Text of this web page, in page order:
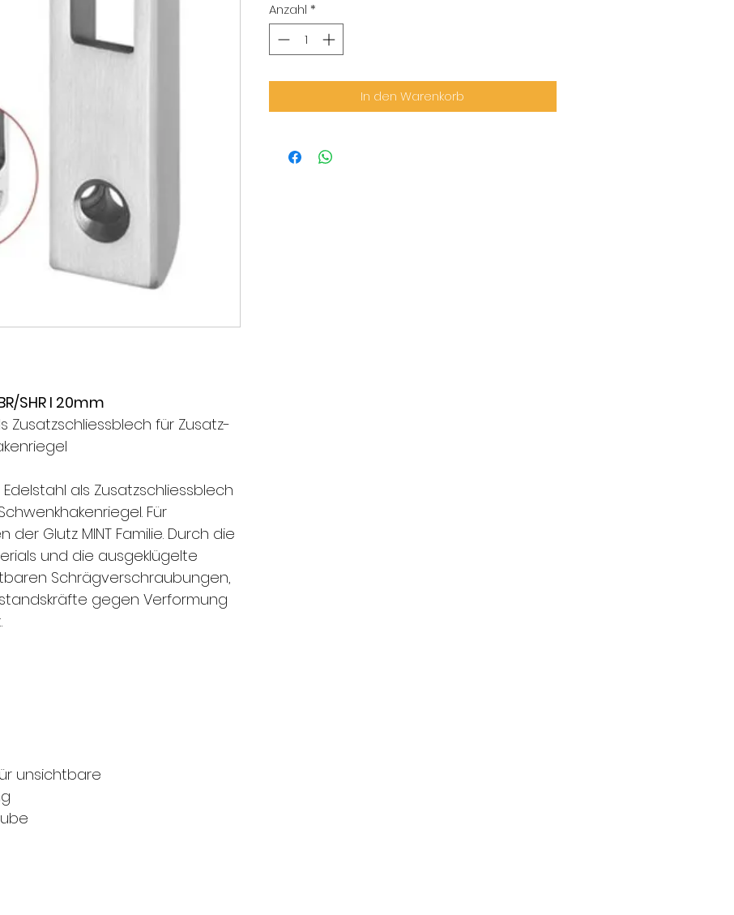
SHR l 20mm
Zusatzschliessblech für Zusatz-
als Zusatzschliessblech
Für
Glutz MINT Familie. Durch die
und die ausgeklügelte
Schrägverschraubungen,
gegen Verformung
unsichtbare
Anzahl *
In den Warenkorb